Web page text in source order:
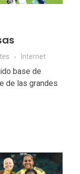
Internet
base de
de las grandes